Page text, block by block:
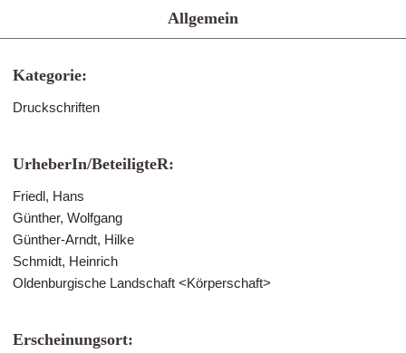
Allgemein
Kategorie:
Druckschriften
UrheberIn/BeteiligteR:
Friedl, Hans
Günther, Wolfgang
Günther-Arndt, Hilke
Schmidt, Heinrich
Oldenburgische Landschaft <Körperschaft>
Erscheinungsort: